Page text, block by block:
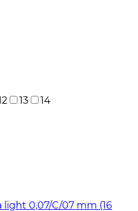
13
14
0,07/C/07 mm (16